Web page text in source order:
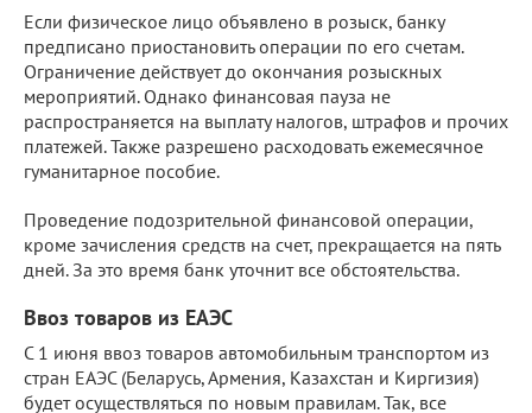
Если физическое лицо объявлено в розыск, банку
предписано приостановить операции по его счетам.
Ограничение действует до окончания розыскных
мероприятий. Однако финансовая пауза не
распространяется на выплату налогов, штрафов и прочих
платежей. Также разрешено расходовать ежемесячное
гуманитарное пособие.
Проведение подозрительной финансовой операции,
кроме зачисления средств на счет, прекращается на пять
дней. За это время банк уточнит все обстоятельства.
Ввоз товаров из ЕАЭС
С 1 июня ввоз товаров автомобильным транспортом из
стран ЕАЭС (Беларусь, Армения, Казахстан и Киргизия)
будет осуществляться по новым правилам. Так, все